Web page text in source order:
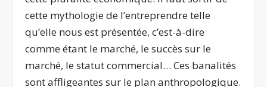
cette mythologie de l’entreprendre telle
qu’elle nous est présentée, c’est-à-dire
comme étant le marché, le succès sur le
marché, le statut commercial… Ces banalités
sont affligeantes sur le plan anthropologique.